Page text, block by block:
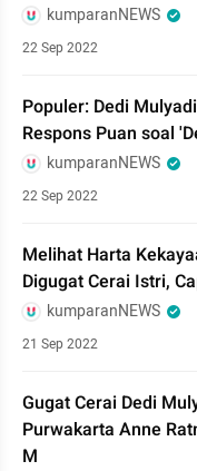
kumparanNEWS
22 Sep 2022
Populer: Dedi
Respons Puan soal
kumparanNEWS
22 Sep 2022
Melihat Harta
Digugat Cerai Istri,
kumparanNEWS
21 Sep 2022
Gugat Cerai Dedi
Purwakarta Anne
M